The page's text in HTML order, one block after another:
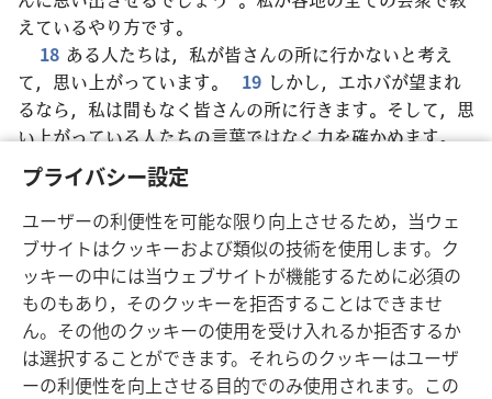
プライバシー設定
ユーザーの利便性を可能な限り向上させるため，当ウェ
ブサイトはクッキーおよび類似の技術を使用します。ク
ッキーの中には当ウェブサイトが機能するために必須の
ものもあり，そのクッキーを拒否することはできませ
ん。その他のクッキーの使用を受け入れるか拒否するか
は選択することができます。それらのクッキーはユーザ
ーの利便性を向上させる目的でのみ使用されます。この
えているやり方です。
18 ある人たちは，私が皆さんの所に行かないと考え
て，思い上がっています。
19 しかし，エホバが望まれ
るなら，私は間もなく皆さんの所に行きます。そして，思
い上がっている人たちの言葉ではなく力を確かめます。
20 神の王国にとって重要なのは，言葉ではなく力だから
です。 21 皆さんは，私がむちを持ってそちらに行くの
と+，愛と温和な精神を抱いて行くのと，どちらがいいで
しょうか。
日本語 シェアする 設定
Copyright© 2026 Watch Tower Bible and Tract Society of Pennsylvania